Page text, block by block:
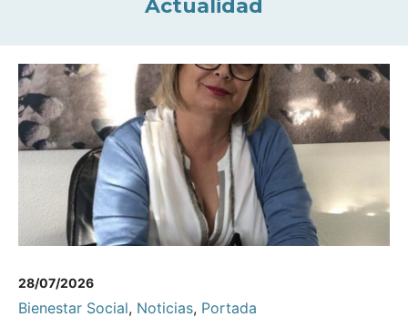
Actualidad
28/07/2026
Bienestar Social, Noticias, Portada